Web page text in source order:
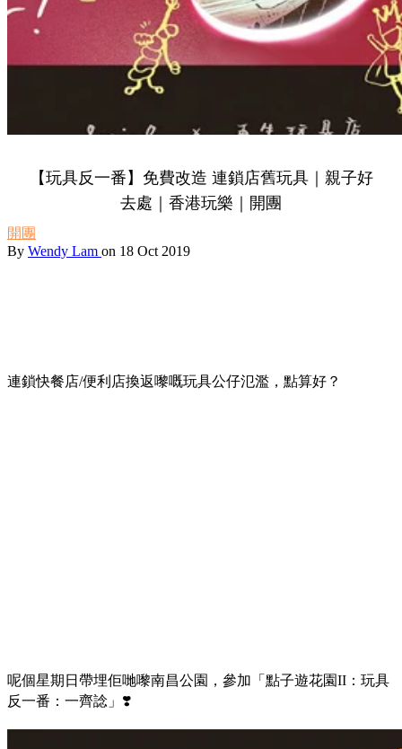
【玩具反一番】免費改造 連鎖店舊玩具｜親子好
去處｜香港玩樂｜開團
開團
By Wendy Lam on 18 Oct 2019
連鎖快餐店/便利店換返嚟嘅玩具公仔氾濫，點算好？
呢個星期日帶埋佢哋嚟南昌公園，參加「點子遊花園II：玩具
反一番：一齊諗」❣️